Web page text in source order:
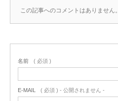
この記事へのコメントはありません。
名前 ( 必須 )
E-MAIL ( 必須 ) - 公開されません -